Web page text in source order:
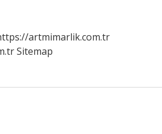
artmimarlik.com.tr
Sitemap